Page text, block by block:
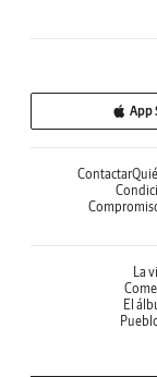
App
Contactar
La
El